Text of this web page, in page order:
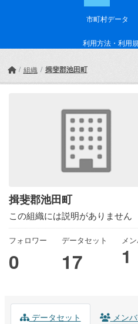
市町村データ
利用方法・利用
組織 揖斐郡池田町
揖斐郡池田町
この組織には説明がありません
フォロワー
0
データセット
17
メ
1
データセット メン